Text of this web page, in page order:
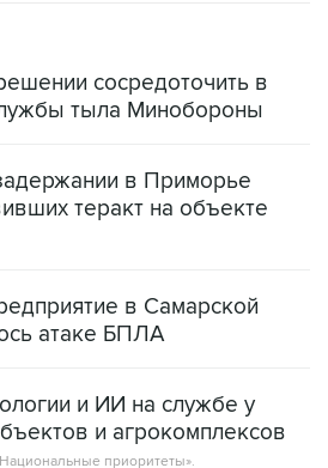
сосредоточить в
тыла Минобороны
в Приморье
теракт на объекте
в Самарской
атаке БПЛА
и ИИ на службе у
и агрокомплексов
приоритеты».